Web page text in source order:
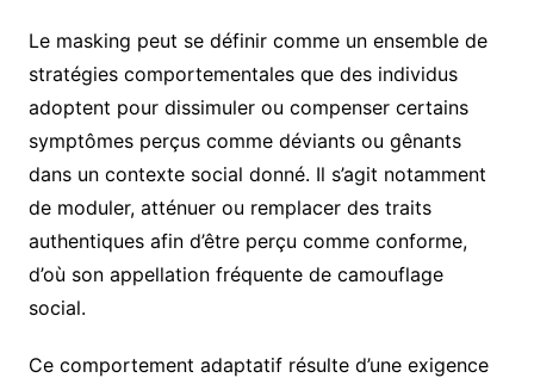
Le masking peut se définir comme un ensemble de
stratégies comportementales que des individus
adoptent pour dissimuler ou compenser certains
symptômes perçus comme déviants ou gênants
dans un contexte social donné. Il s’agit notamment
de moduler, atténuer ou remplacer des traits
authentiques afin d’être perçu comme conforme,
d’où son appellation fréquente de camouflage
social.
Ce comportement adaptatif résulte d’une exigence